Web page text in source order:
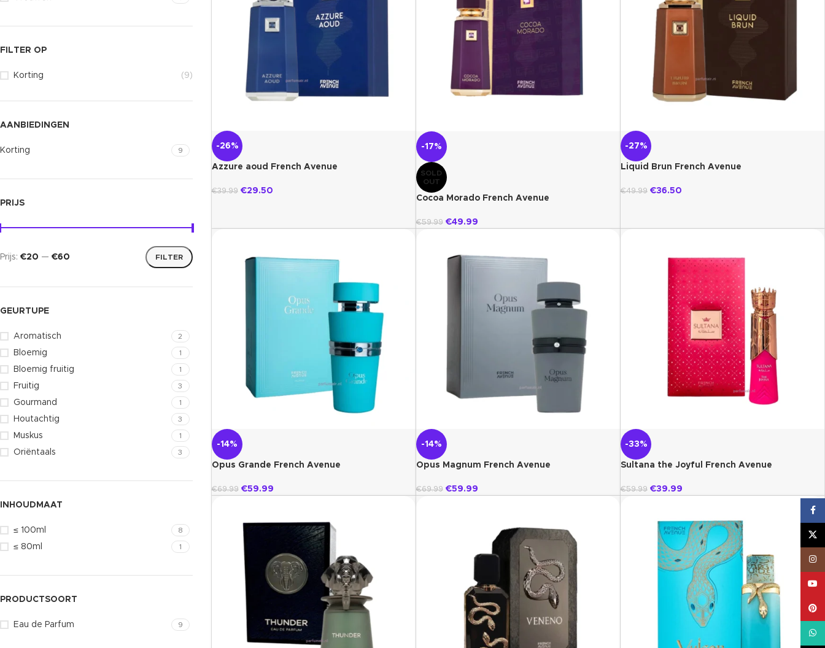
FILTER OP
Korting (9)
AANBIEDINGEN
Korting 9
PRIJS
FILTER
Prijs: €20 — €60
GEURTUPE
Aromatisch 2
Bloemig 1
Bloemig fruitig 1
Fruitig 3
Gourmand 1
Houtachtig 3
Muskus 1
Oriëntaals 3
INHOUDMAAT
≤ 100ml 8
≤ 80ml 1
PRODUCTSOORT
Eau de Parfum 9
-26%
Azzure aoud French Avenue
€39.99 €29.50
-17%
SOLD
OUT
Cocoa Morado French Avenue
€59.99 €49.99
-27%
Liquid Brun French Avenue
€49.99 €36.50
-14%
Opus Grande French Avenue
€69.99 €59.99
-14%
Opus Magnum French Avenue
€69.99 €59.99
-33%
Sultana the Joyful French Avenue
€59.99 €39.99